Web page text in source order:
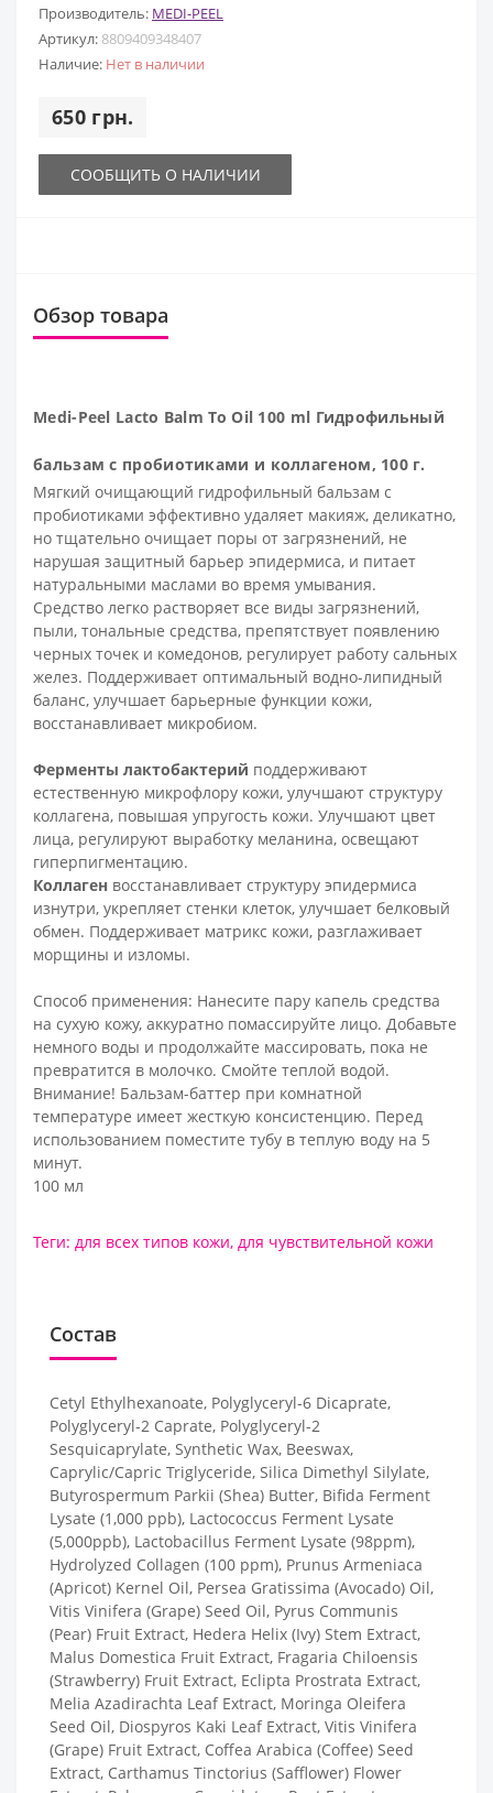
Производитель: MEDI-PEEL
Артикул: 8809409348407
Наличие: Нет в наличии
650 грн.
СООБЩИТЬ О НАЛИЧИИ
Обзор товара
Medi-Peel Lacto Balm To Oil 100 ml Гидрофильный
бальзам с пробиотиками и коллагеном, 100 г.
Мягкий очищающий гидрофильный бальзам с
пробиотиками эффективно удаляет макияж, деликатно,
но тщательно очищает поры от загрязнений, не
нарушая защитный барьер эпидермиса, и питает
натуральными маслами во время умывания.
Средство легко растворяет все виды загрязнений,
пыли, тональные средства, препятствует появлению
черных точек и комедонов, регулирует работу сальных
желез. Поддерживает оптимальный водно-липидный
баланс, улучшает барьерные функции кожи,
восстанавливает микробиом.
Ферменты лактобактерий поддерживают
естественную микрофлору кожи, улучшают структуру
коллагена, повышая упругость кожи. Улучшают цвет
лица, регулируют выработку меланина, освещают
гиперпигментацию.
Коллаген восстанавливает структуру эпидермиса
изнутри, укрепляет стенки клеток, улучшает белковый
обмен. Поддерживает матрикс кожи, разглаживает
морщины и изломы.
Способ применения: Нанесите пару капель средства
на сухую кожу, аккуратно помассируйте лицо. Добавьте
немного воды и продолжайте массировать, пока не
превратится в молочко. Смойте теплой водой.
Внимание! Бальзам-баттер при комнатной
температуре имеет жесткую консистенцию. Перед
использованием поместите тубу в теплую воду на 5
минут.
100 мл
Теги: для всех типов кожи, для чувствительной кожи
Состав
Cetyl Ethylhexanoate, Polyglyceryl-6 Dicaprate,
Polyglyceryl-2 Caprate, Polyglyceryl-2
Sesquicaprylate, Synthetic Wax, Beeswax,
Caprylic/Capric Triglyceride, Silica Dimethyl Silylate,
Butyrospermum Parkii (Shea) Butter, Bifida Ferment
Lysate (1,000 ppb), Lactococcus Ferment Lysate
(5,000ppb), Lactobacillus Ferment Lysate (98ppm),
Hydrolyzed Collagen (100 ppm), Prunus Armeniaca
(Apricot) Kernel Oil, Persea Gratissima (Avocado) Oil,
Vitis Vinifera (Grape) Seed Oil, Pyrus Communis
(Pear) Fruit Extract, Hedera Helix (Ivy) Stem Extract,
Malus Domestica Fruit Extract, Fragaria Chiloensis
(Strawberry) Fruit Extract, Eclipta Prostrata Extract,
Melia Azadirachta Leaf Extract, Moringa Oleifera
Seed Oil, Diospyros Kaki Leaf Extract, Vitis Vinifera
(Grape) Fruit Extract, Coffea Arabica (Coffee) Seed
Extract, Carthamus Tinctorius (Safflower) Flower